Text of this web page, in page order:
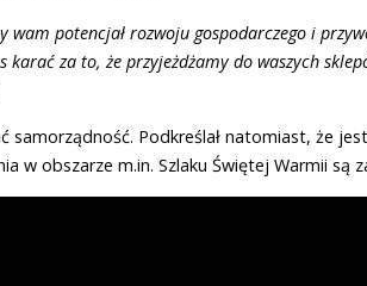
wam potencjał rozwoju gospodarczego i
karać za to, że przyjeżdżamy do waszych
samorządność. Podkreślał natomiast, że
w obszarze m.in. Szlaku Świętej Warmii są